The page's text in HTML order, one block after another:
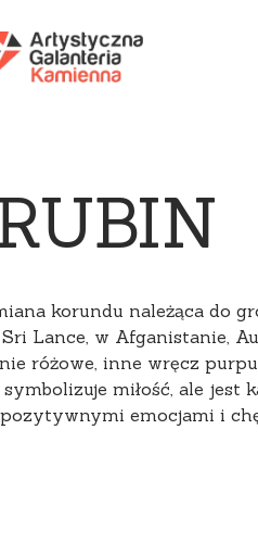
CZERWONY
korundu należąca do
Lance, w Afganistanie,
różowe, inne wręcz
miłość, ale
pozytywnymi emocjami i